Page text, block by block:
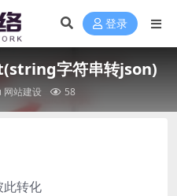
登录
字符串转json)
网站建设 58
此转化